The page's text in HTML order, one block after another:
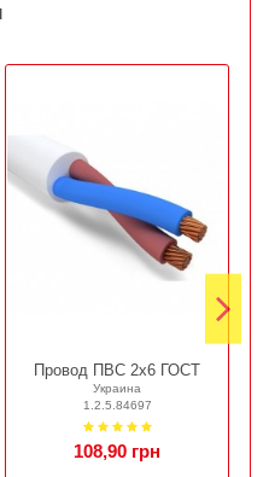
Провод ПВС 2х6 ГОСТ
Украина
1.2.5.84697
108,90 грн